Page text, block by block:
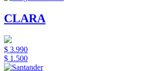
CLARA
$ 3.990
$ 1.500